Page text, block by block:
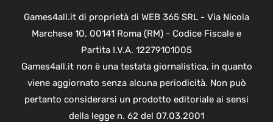
Games4all.it di proprietà di WEB 365 SRL - Via Nicola
Marchese 10, 00141 Roma (RM) - Codice Fiscale e
Partita I.V.A. 12279101005
Games4all.it non è una testata giornalistica, in quanto
viene aggiornato senza alcuna periodicità. Non può
pertanto considerarsi un prodotto editoriale ai sensi
della legge n. 62 del 07.03.2001